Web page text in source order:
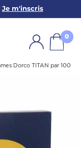
Je m'inscris
0
Dorco TITAN par 100